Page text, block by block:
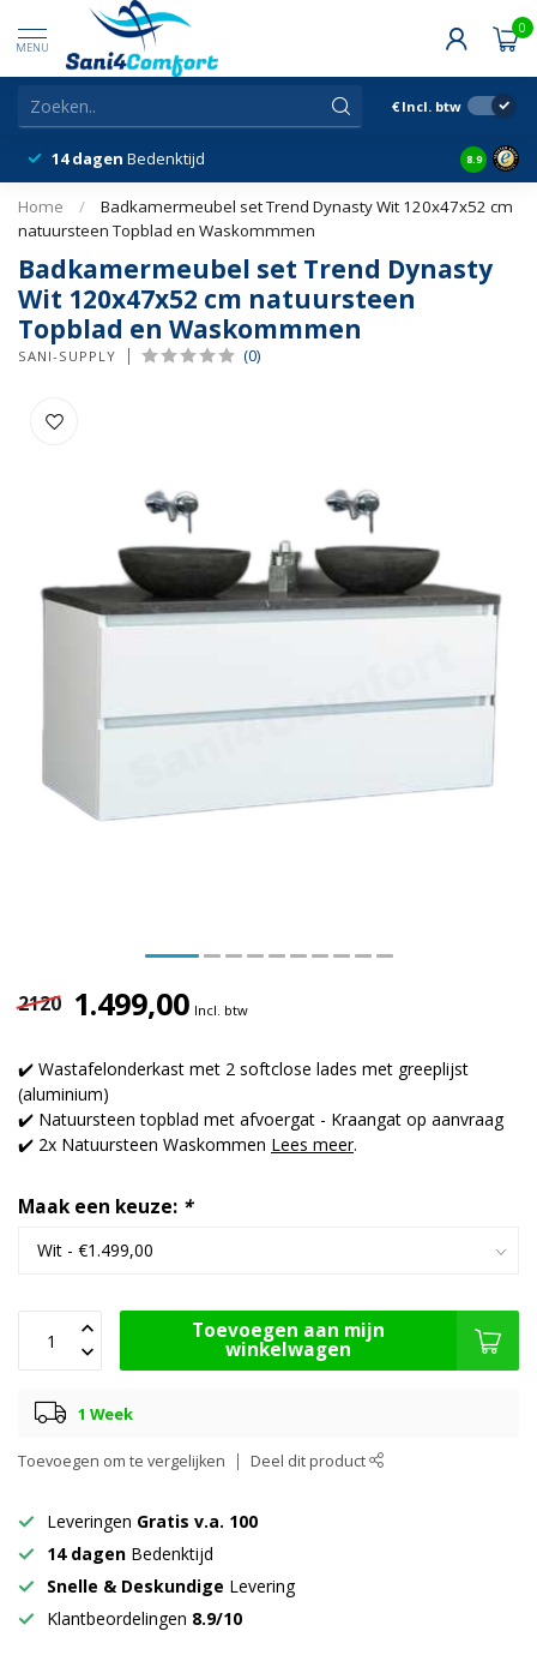
MENU
0
€ Incl. btw
14 dagen Bedenktijd Snelle
8.9
Home /
Badkamermeubel set Trend Dynasty Wit 120x47x52 cm
natuursteen Topblad en Waskommmen
Badkamermeubel set Trend Dynasty
Wit 120x47x52 cm natuursteen
Topblad en Waskommmen
SANI-SUPPLY (0)
2120 1.499,00 Incl. btw
✔️ Wastafelonderkast met 2 softclose lades met greeplijst
(aluminium)
✔️ Natuursteen topblad met afvoergat - Kraangat op aanvraag
✔️ 2x Natuursteen Waskommen Lees meer.
Maak een keuze: *
Toevoegen aan mijn
winkelwagen
1 Week
Toevoegen om te vergelijken Deel dit product
Leveringen Gratis v.a. 100
14 dagen Bedenktijd
Snelle & Deskundige Levering
Klantbeordelingen 8.9/10